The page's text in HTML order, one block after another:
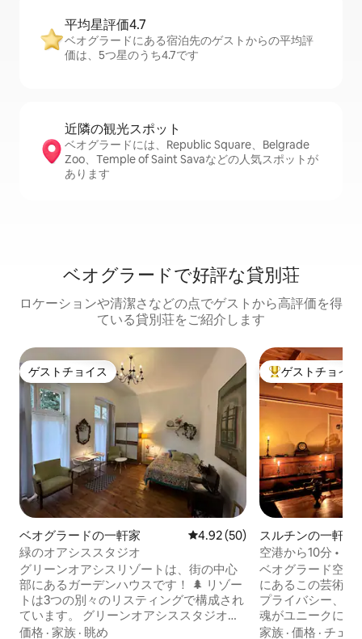
平均星評価4.7
ベオグラードにある宿泊先のゲストからの平均評
価は、5つ星のうち4.7です
近隣の観光ス⁠ポ⁠ッ⁠ト
ベオグラードには、Republic Square、Belgrade
Zoo、Temple of Saint Savaなどの人気スポットが
あります
ベオグラードで好評な貸別荘
ロケーションや清潔さなどの点でゲストから高評価を得
ている貸別荘をご紹介します
ゲストチョイス
ゲストチョイス
ベオグラードの一軒家 レビュー50件、5つ星中4.92つ
4.92 (50)
緑のオアシススタジオ
グリーンオアシスリゾートは、街の中心
部にあるガーデンハウスです！ 🌲 リゾー
トは3つの別々のリスティングで構成され
ています。 グリーンオアシススタジオ、
airbnb.com/h/the-green-oasis-studio グ
価格 · 家族 · 眺め
大好評のゲスト
ゲストチョイス
スルチンの一軒家
空港から10分 • ア
ィラ • 暖炉
ベオグラード空港
にあるこの芸術的
プライバシー、ス
魂がユニークに融
す。丹念にセレク
家族 ·価格 ·チェ